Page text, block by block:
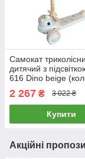
Самокат
дитячий з
616 Dino beige
2 267 ₴ 3 022 ₴
Купити
Акційні